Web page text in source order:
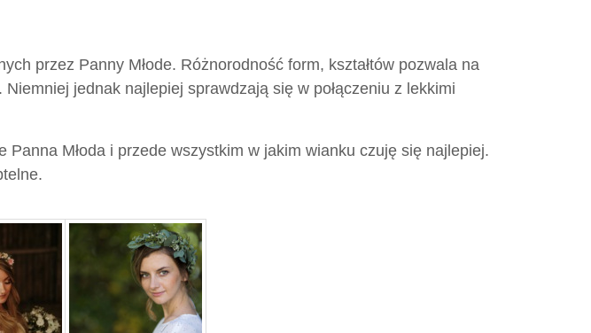
przez Panny Młode. Różnorodność form, kształtów pozwala na
jednak najlepiej sprawdzają się w połączeniu z lekkimi
Młoda i przede wszystkim w jakim wianku czuję się najlepiej.